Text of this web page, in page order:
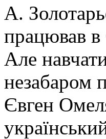
А.
працював в
Але
незабаром
Євген